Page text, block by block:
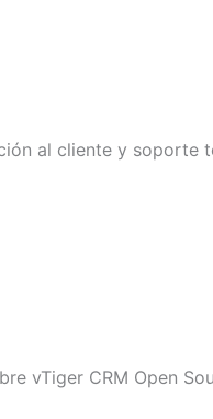
al cliente y soporte
vTiger CRM Open